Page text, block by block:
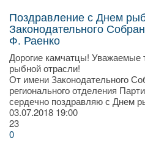
Поздравление с Днем
Законодательного
Ф. Раенко
Дорогие камчатцы! Уважаемые
рыбной отрасли!
От имени Законодательного
регионального отделения
сердечно поздравляю с Днем
03.07.2018 19:00
23
0